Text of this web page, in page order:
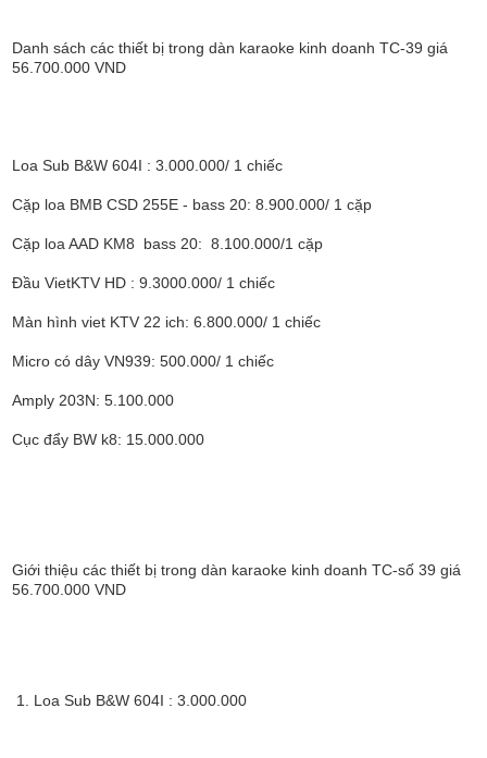
Danh sách các thiết bị trong dàn karaoke kinh doanh TC-39 giá
56.700.000 VND
Loa Sub B&W 604I : 3.000.000/ 1 chiếc
Cặp loa BMB CSD 255E - bass 20: 8.900.000/ 1 cặp
Cặp loa AAD KM8 bass 20: 8.100.000/1 cặp
Đầu VietKTV HD : 9.3000.000/ 1 chiếc
Màn hình viet KTV 22 ich: 6.800.000/ 1 chiếc
Micro có dây VN939: 500.000/ 1 chiếc
Amply 203N: 5.100.000
Cục đẩy BW k8: 15.000.000
Giới thiệu các thiết bị trong dàn karaoke kinh doanh TC-số 39 giá
56.700.000 VND
1. Loa Sub B&W 604I : 3.000.000